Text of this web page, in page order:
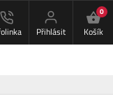
Přihlásit
0
Košík